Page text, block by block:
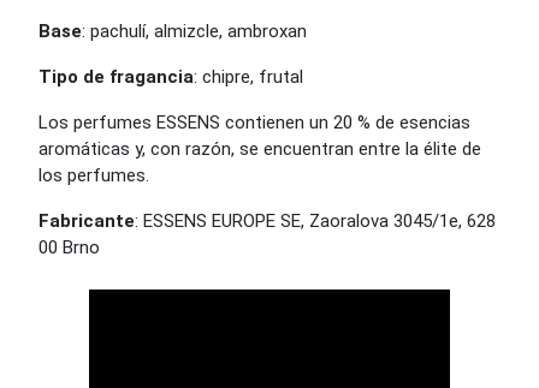
Base: pachulí, almizcle, ambroxan
Tipo de fragancia: chipre, frutal
Los perfumes ESSENS contienen un 20 % de esencias
aromáticas y, con razón, se encuentran entre la élite de
los perfumes.
Fabricante: ESSENS EUROPE SE, Zaoralova 3045/1e, 628
00 Brno